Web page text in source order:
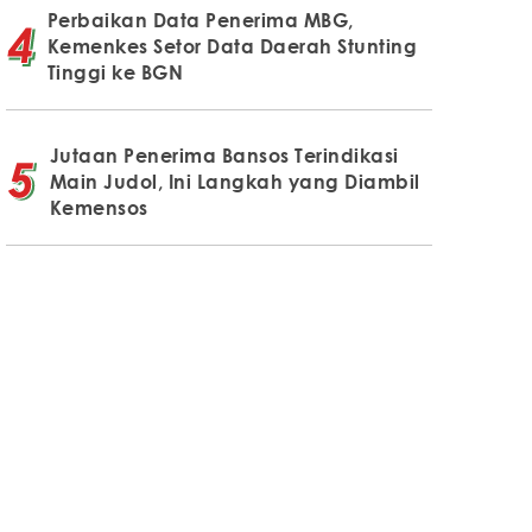
Perbaikan Data Penerima MBG,
Kemenkes Setor Data Daerah Stunting
Tinggi ke BGN
Jutaan Penerima Bansos Terindikasi
Main Judol, Ini Langkah yang Diambil
Kemensos